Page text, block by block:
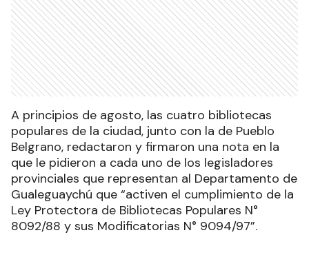
A principios de agosto, las cuatro bibliotecas
populares de la ciudad, junto con la de Pueblo
Belgrano, redactaron y firmaron una nota en la
que le pidieron a cada uno de los legisladores
provinciales que representan al Departamento de
Gualeguaychú que “activen el cumplimiento de la
Ley Protectora de Bibliotecas Populares N°
8092/88 y sus Modificatorias N° 9094/97”.